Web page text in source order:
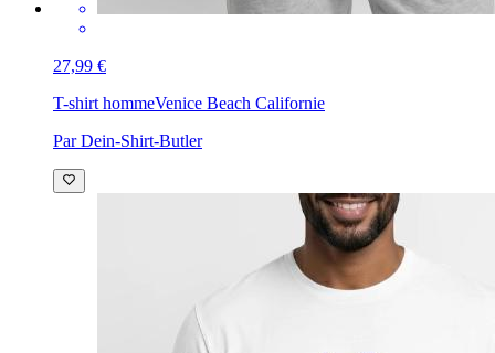
27,99 €
T-shirt hommeVenice Beach Californie
Par Dein-Shirt-Butler